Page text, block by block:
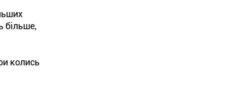
більше,
колись